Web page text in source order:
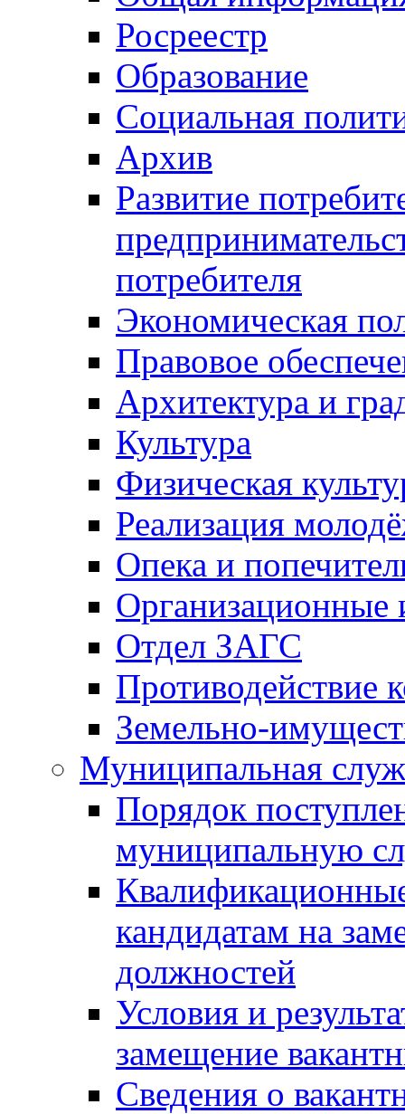
Росреестр
Образование
Социальная
Архив
Развитие
потребителя
Экономическая
Правовое
Архитектура и
Культура
Физическая
Реализация
Опека и
Отдел ЗАГС
Противодействие
Земельно-
Муниципальная
Порядок
муниципальную
кандидатам на
должностей
Условия и
замещение
Сведения о